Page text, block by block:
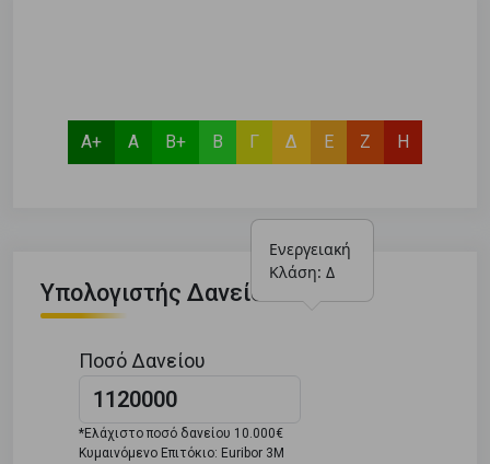
Α+ Α Β+ Β Γ Δ
Ενεργειακή
Κλάση: Δ
Ε Ζ Η
Υπολογιστής Δανείου
Ποσό Δανείου
*Ελάχιστο ποσό δανείου 10.000€
Κυμαινόμενο Επιτόκιο: Euribor 3M